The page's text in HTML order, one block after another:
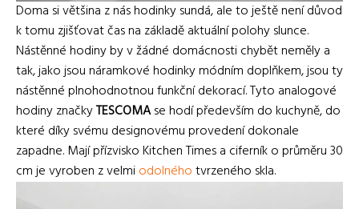
Doma si většina z nás hodinky sundá, ale to ještě není důvod
k tomu zjišťovat čas na základě aktuální polohy slunce.
Nástěnné hodiny by v žádné domácnosti chybět neměly a
tak, jako jsou náramkové hodinky módním doplňkem, jsou ty
nástěnné plnohodnotnou funkční dekorací. Tyto analogové
hodiny značkyTESCOMAse hodí především do kuchyně, do
které díky svému designovému provedení dokonale
zapadne. Mají přízvisko Kitchen Times a ciferník o průměru 30
cm je vyroben z velmiodolnéhotvrzeného skla.